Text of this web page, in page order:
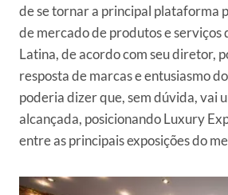
de se tornar a principal plataforma
de mercado de produtos e serviços
Latina, de acordo com seu diretor,
resposta de marcas e entusiasmo
poderia dizer que, sem dúvida, vai
alcançada, posicionando Luxury
entre as principais exposições do